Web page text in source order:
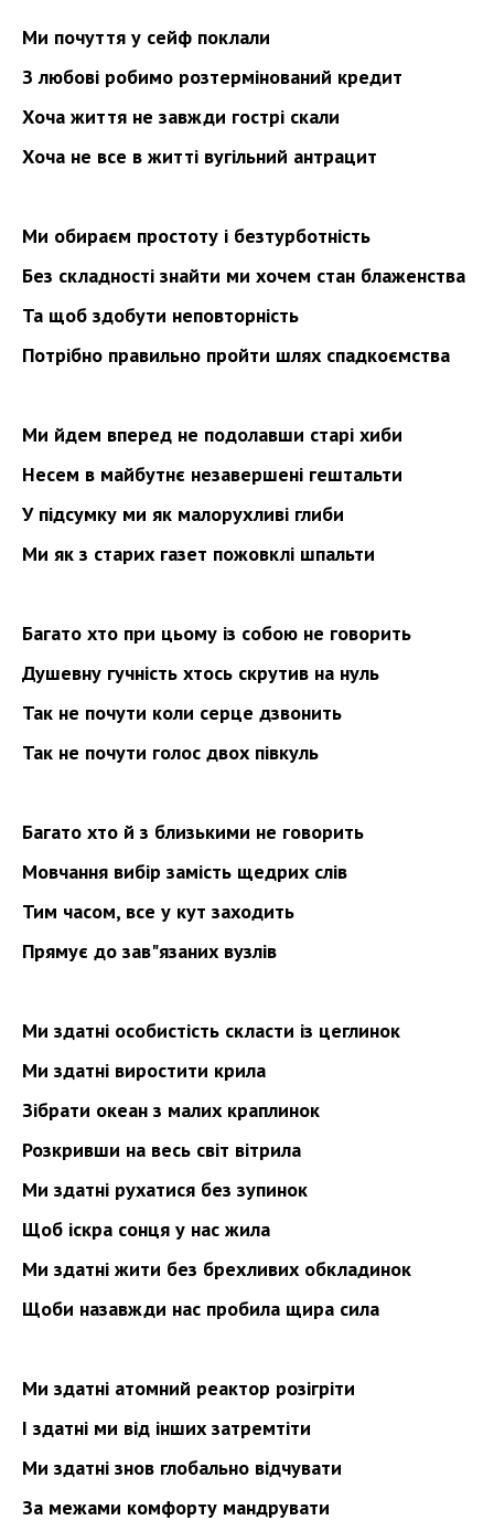
Ми почуття у сейф поклали
З любові робимо розтермінований кредит
Хоча життя не завжди гострі скали
Хоча не все в житті вугільний антрацит
Ми обираєм простоту і безтурботність
Без складності знайти ми хочем стан блаженства
Та щоб здобути неповторність
Потрібно правильно пройти шлях спадкоємства
Ми йдем вперед не подолавши старі хиби
Несем в майбутнє незавершені гештальти
У підсумку ми як малорухливі глиби
Ми як з старих газет пожовклі шпальти
Багато хто при цьому із собою не говорить
Душевну гучність хтось скрутив на нуль
Так не почути коли серце дзвонить
Так не почути голос двох півкуль
Багато хто й з близькими не говорить
Мовчання вибір замість щедрих слів
Тим часом, все у кут заходить
Прямує до зав"язаних вузлів
Ми здатні особистість скласти із цеглинок
Ми здатні виростити крила
Зібрати океан з малих краплинок
Розкривши на весь світ вітрила
Ми здатні рухатися без зупинок
Щоб іскра сонця у нас жила
Ми здатні жити без брехливих обкладинок
Щоби назавжди нас пробила щира сила
Ми здатні атомний реактор розігріти
І здатні ми від інших затремтіти
Ми здатні знов глобально відчувати
За межами комфорту мандрувати